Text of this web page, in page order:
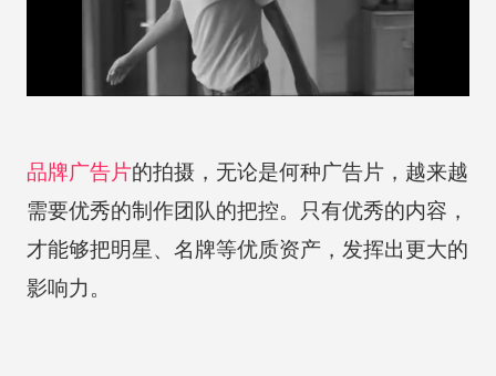
品牌广告片的拍摄，无论是何种广告片，越来越
需要优秀的制作团队的把控。只有优秀的内容，
才能够把明星、名牌等优质资产，发挥出更大的
影响力。